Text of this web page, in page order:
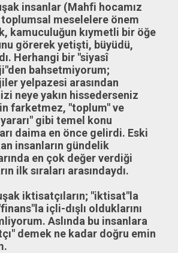
insanlar (Mahfi hocamız
meselelere önem
kamuculuğun kıymetli bir öğe
görerek yetişti, büyüdü,
Herhangi bir "siyasî
bahsetmiyorum;
yelpazesi arasından
neye yakın hissederseniz
farketmez, "toplum" ve
gibi temel konu
daima en önce gelirdi. Eski
insanların gündelik
en çok değer verdiği
ilk sıraları arasındaydı.
iktisatçıların; "iktisat"la
içli-dışlı olduklarını
Aslında bu insanlara
demek ne kadar doğru emin